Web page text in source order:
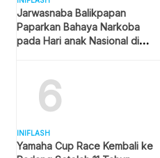
Jarwasnaba Balikpapan
Paparkan Bahaya Narkoba
pada Hari anak Nasional di
6
INIFLASH
Yamaha Cup Race Kembali ke